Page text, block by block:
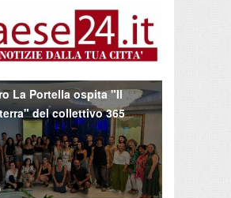
La Portella ospita "Il
del collettivo 365